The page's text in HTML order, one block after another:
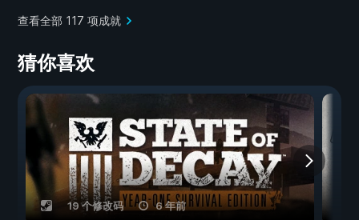
查看全部 117 项成就
猜你喜欢
19 个修改码 6 年前